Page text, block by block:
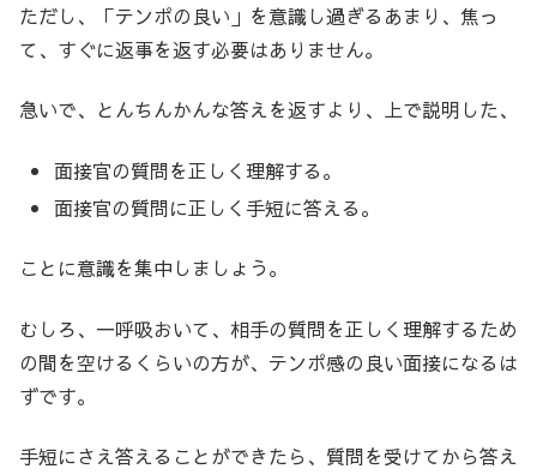
ただし、「テンポの良い」を意識し過ぎるあまり、焦っ
て、すぐに返事を返す必要はありません。
急いで、とんちんかんな答えを返すより、上で説明した、
面接官の質問を正しく理解する。
面接官の質問に正しく手短に答える。
ことに意識を集中しましょう。
むしろ、一呼吸おいて、相手の質問を正しく理解するため
の間を空けるくらいの方が、テンポ感の良い面接になるは
ずです。
手短にさえ答えることができたら、質問を受けてから答え